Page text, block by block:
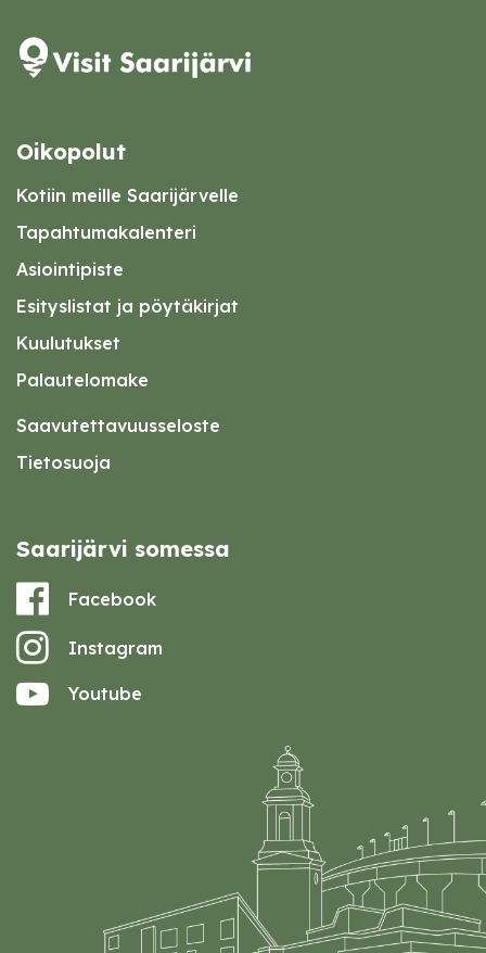
Oikopolut
Kotiin meille Saarijärvelle
Tapahtumakalenteri
Asiointipiste
Esityslistat ja pöytäkirjat
Kuulutukset
Palautelomake
Saavutettavuusseloste
Tietosuoja
Saarijärvi somessa
Facebook
Instagram
Youtube